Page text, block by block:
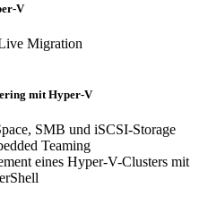
V
Migration
mit Hyper-V
SMB und iSCSI-Storage
Teaming
eines Hyper-V-Clusters mit